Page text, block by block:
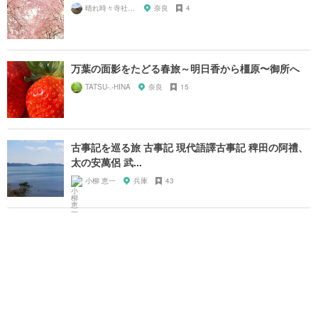
晴れ時々寺社巡り 奈良 4
万葉の面影をたどる春旅～明日香から橿原〜御所へ
TATSU-.-HINA 奈良 15
古事記を巡る旅 古事記 現代語譯古事記 稗田の阿禮、
太の安萬侶 武...
小柳 恵一 兵庫 43